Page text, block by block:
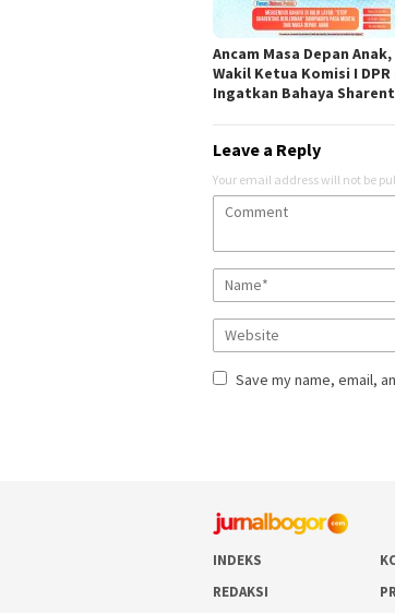
Ancam Masa Depan Anak,
Wakil Ketua Komisi I DPR
Ingatkan Bahaya
Leave a Reply
Your email address will not be
Save my name, email,
INDEKS
REDAKSI